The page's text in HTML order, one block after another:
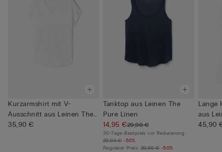
Kurzarmshirt mit V-
Ausschnitt aus Leinen The
Pure ...
35,90 €
Tanktop aus Leinen The
Pure Linen
14,95 €29,90 €
30-Tage-Bestpreis vor Reduzierung:
29,90 € -50%
Regulärer Preis: 29,90 € -50%
Lange
aus
45,90